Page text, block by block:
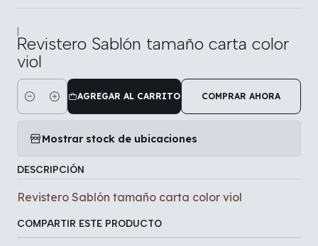
|
Revistero Sablón tamaño carta color
viol
Cantidad
AGREGAR AL CARRITO COMPRAR AHORA
Mostrar stock de ubicaciones
DESCRIPCIÓN
Revistero Sablón tamaño carta color viol
COMPARTIR ESTE PRODUCTO